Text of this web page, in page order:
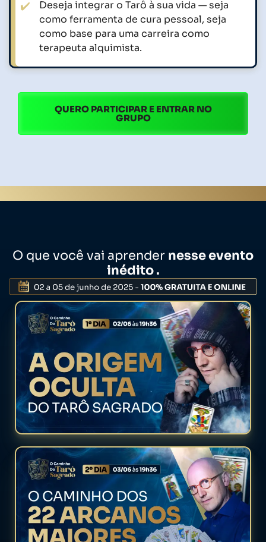
Deseja integrar o Tarô à sua vida — seja
como ferramenta de cura pessoal, seja
como base para uma carreira como
terapeuta alquimista.
QUERO PARTICIPAR E ENTRAR NO
GRUPO
O que você vai aprender nesse evento
inédito .